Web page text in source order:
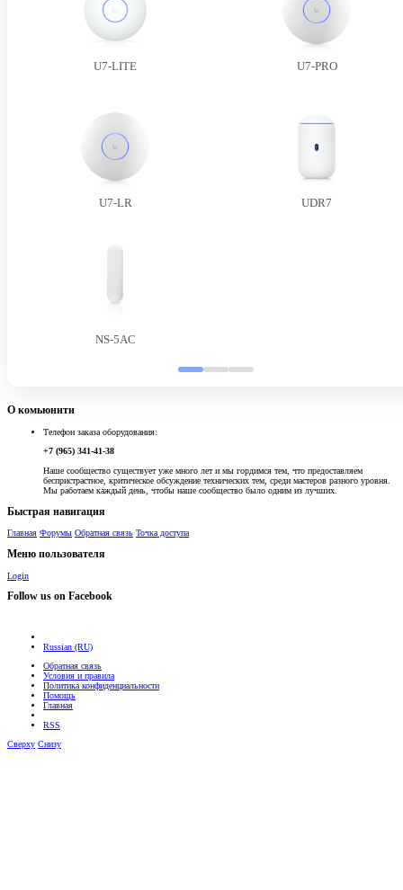
U7-LITE U7-PRO
U7-LR UDR7
NS-5AC
О комьюнити
Телефон заказа оборудования:
+7 (965) 341-41-38
Наше сообщество существует уже много лет и мы гордимся тем, что предоставляем
беспристрастное, критическое обсуждение технических тем, среди мастеров разного уровня.
Мы работаем каждый день, чтобы наше сообщество было одним из лучших.
Быстрая навигация
Главная Форумы Обратная связь Точка доступа
Меню пользователя
Login
Follow us on Facebook
Russian (RU)
Обратная связь
Условия и правила
Политика конфиденциальности
Помощь
Главная
RSS
Сверху Снизу